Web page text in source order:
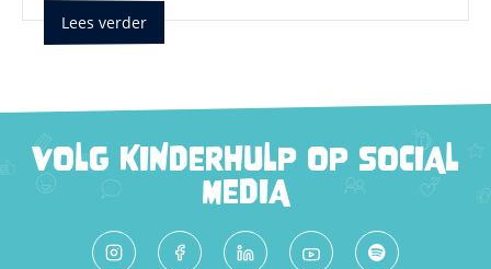
Lees verder
VOLG KINDERHULP OP SOCIAL
MEDIA